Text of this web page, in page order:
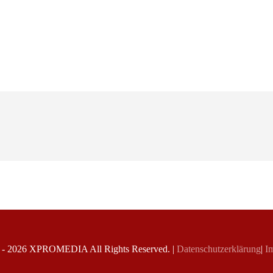
- 2026 XPROMEDIA All Rights Reserved. | Datenschutzerklärung|